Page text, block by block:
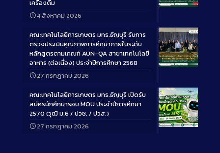
Long
เครื่องดื่ม
4 สิงหาคม 2026
Long
คณะเทคโนโลยีการเกษตร มทร.ธัญบุรี รับการ
ตรวจประเมินคุณภาพการศึกษาภายในระดับ
หลักสูตรตามเกณฑ์ AUN-QA สาขาเทคโนโลยี
อาหาร (ต่อเนื่อง) ประจำปีการศึกษา 2568
27 กรกฎาคม 2026
Long
คณะเทคโนโลยีการเกษตร มทร.ธัญบุรี เปิดรับ
สมัครนักศึกษารอบ MOU ประจำปีการศึกษา
2570 (วุฒิ ม.6 / ปวช. / ปวส.)
27 กรกฎาคม 2026